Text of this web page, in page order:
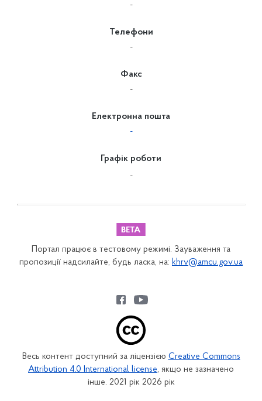
-
Телефони
-
Факс
-
Електронна пошта
-
Графік роботи
-
Портал працює в тестовому режимі. Зауваження та
пропозиції надсилайте, будь ласка, на: khrv@amcu.gov.ua
Весь контент доступний за ліцензією Creative Commons
Attribution 4.0 International license, якщо не зазначено
інше. 2021 рік 2026 рік